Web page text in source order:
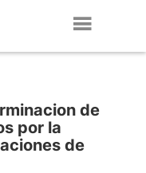
de
por la
de